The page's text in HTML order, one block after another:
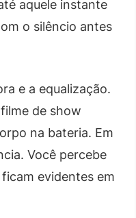
aquele instante
o silêncio antes
e a equalização.
de show
na bateria. Em
Você percebe
evidentes em